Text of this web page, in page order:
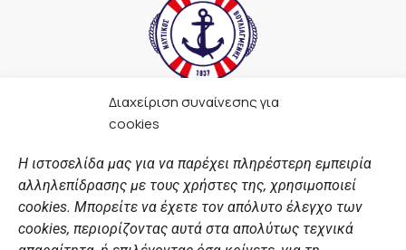
Διαχείριση συναίνεσης για
cookies
Η ιστοσελίδα μας για να παρέχει πληρέστερη εμπειρία
αλληλεπίδρασης με τους χρήστες της, χρησιμοποιεί
cookies. Μπορείτε να έχετε τον απόλυτο έλεγχο των
cookies, περιορίζοντας αυτά στα απολύτως τεχνικά
F
a
e
b
o
o
k
t
a
g
r
a
t
u
b
e
n
k
e
d
i
n
ΣΎΝΔΕΣΜΟΙ
Αθλητικές σχολές